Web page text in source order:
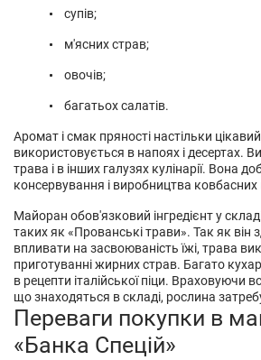
супів;
м'ясних страв;
овочів;
багатьох салатів.
Аромат і смак пряності настільки
використовується в напоях і десертах.
трава і в інших галузях кулінарії. Вона
консервування і виробництва ковбасних
Майоран обов'язковий інгредієнт у
таких як «Прованські трави». Так як він
впливати на засвоюваність їжі, трава
приготуванні жирних страв. Багато
в рецепти італійської піци. Враховуючи
що знаходяться в складі, рослина
Переваги покупки в
«Банка Спецій»